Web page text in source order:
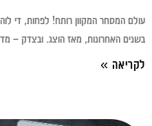
עולם המסחר המקוון רותח! לפחות, די
בשנים האחרונות, מאז הוצג. ובצדק –
לקריאה »